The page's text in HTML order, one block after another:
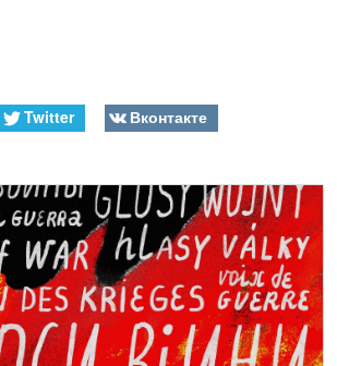
Twitter Вконтакте